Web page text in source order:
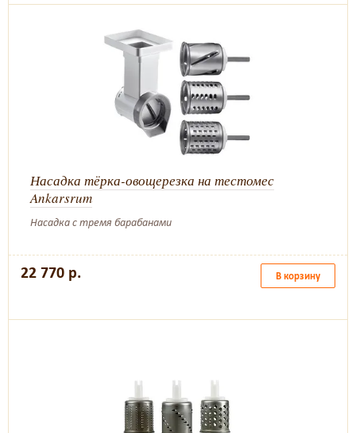
Насадка тёрка-овощерезка на тестомес
Ankarsrum
Насадка с тремя барабанами
22 770 р. В корзину